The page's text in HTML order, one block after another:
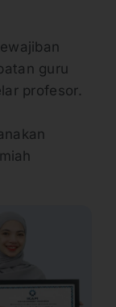
guru
profesor.